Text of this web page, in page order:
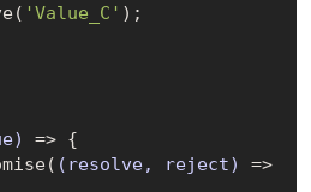
'Value_C' );
=> {
(resolve, reject)
=>